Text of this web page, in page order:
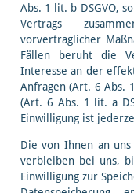
Abs. 1 lit. b DSGVO,
Vertrags
vorvertraglicher
Fällen beruht die
Interesse an der
Anfragen (Art. 6 Abs.
(Art. 6 Abs. 1 lit. a
Einwilligung ist
Die von Ihnen an
verbleiben bei uns,
Einwilligung zur